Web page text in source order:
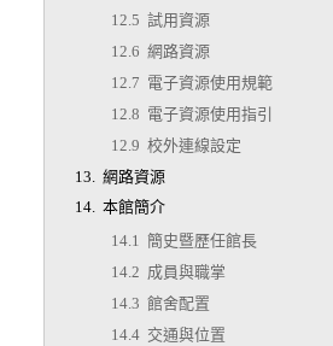
12.5 試用資源
12.6 網路資源
12.7 電子資源使用規範
12.8 電子資源使用指引
12.9 校外連線設定
13. 網路資源
14. 本館簡介
14.1 簡史暨歷任館長
14.2 成員與職掌
14.3 館舍配置
14.4 交通與位置